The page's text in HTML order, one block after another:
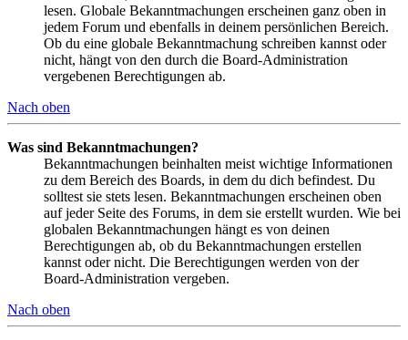
lesen. Globale Bekanntmachungen erscheinen ganz oben in
jedem Forum und ebenfalls in deinem persönlichen Bereich.
Ob du eine globale Bekanntmachung schreiben kannst oder
nicht, hängt von den durch die Board-Administration
vergebenen Berechtigungen ab.
Nach oben
Was sind Bekanntmachungen?
Bekanntmachungen beinhalten meist wichtige Informationen
zu dem Bereich des Boards, in dem du dich befindest. Du
solltest sie stets lesen. Bekanntmachungen erscheinen oben
auf jeder Seite des Forums, in dem sie erstellt wurden. Wie bei
globalen Bekanntmachungen hängt es von deinen
Berechtigungen ab, ob du Bekanntmachungen erstellen
kannst oder nicht. Die Berechtigungen werden von der
Board-Administration vergeben.
Nach oben